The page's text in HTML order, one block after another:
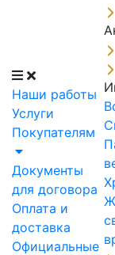
Наши работы
Услуги
Покупателям
Документы
для договора
Оплата и
доставка
Официальные